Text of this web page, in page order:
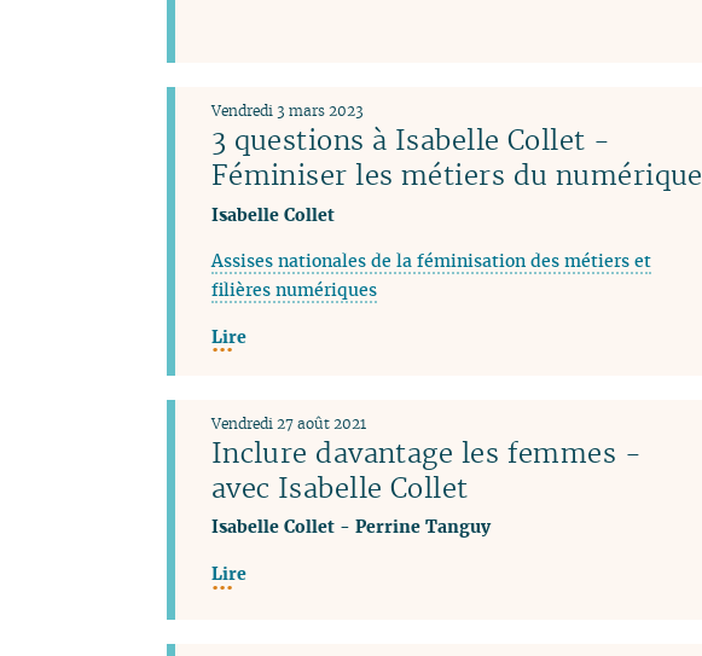
3 questions à Isabelle Collet -
Féminiser les métiers du numérique
Vendredi 3 mars 2023
Isabelle Collet
Assises nationales de la féminisation des métiers et
filières numériques
Lire
Inclure davantage les femmes -
avec Isabelle Collet
Vendredi 27 août 2021
Isabelle Collet- Perrine Tanguy
Lire